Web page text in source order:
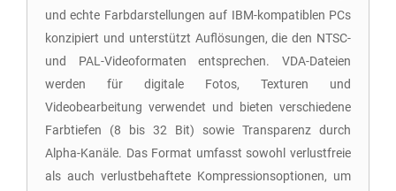
und echte Farbdarstellungen auf IBM-kompatiblen PCs
konzipiert und unterstützt Auflösungen, die den NTSC-
und PAL-Videoformaten entsprechen. VDA-Dateien
werden für digitale Fotos, Texturen und
Videobearbeitung verwendet und bieten verschiedene
Farbtiefen (8 bis 32 Bit) sowie Transparenz durch
Alpha-Kanäle. Das Format umfasst sowohl verlustfreie
als auch verlustbehaftete Kompressionsoptionen, um